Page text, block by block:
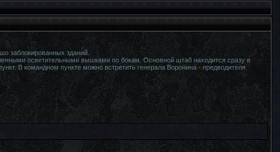
заблокированных зданий.
осветительными вышками по бокам. Основной штаб находится сразу в
В командном пункте можно встретить генерала Воронина - предводителя